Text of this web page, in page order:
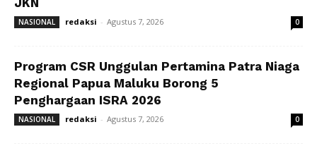
NASIONAL redaksi - Agustus 7, 2026 0
Program CSR Unggulan Pertamina Patra Niaga
Regional Papua Maluku Borong 5
Penghargaan ISRA 2026
NASIONAL redaksi - Agustus 7, 2026 0